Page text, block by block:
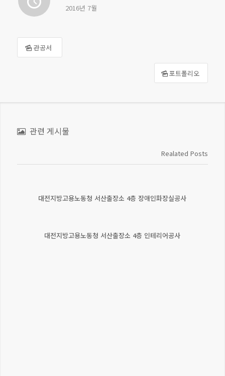
2016년 7월
관공서
포트폴리오
관련 게시물
Realated Posts
대전지방고용노동청 서산출장소 4층 장애인화장실공사
대전지방고용노동청 서산출장소 4층 인테리어공사